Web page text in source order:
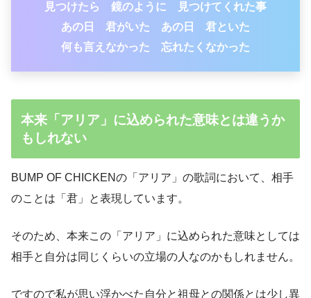
見つけたら 鏡のように 見つけてくれた事
あの日 君がいた あの日 君といた
何も言えなかった 忘れたくなかった
本来「アリア」に込められた意味とは違うか
もしれない
BUMP OF CHICKENの「アリア」の歌詞において、相手
のことは「君」と表現しています。
そのため、本来この「アリア」に込められた意味としては
相手と自分は同じくらいの立場の人なのかもしれません。
ですので私が思い浮かべた自分と祖母との関係とは少し異